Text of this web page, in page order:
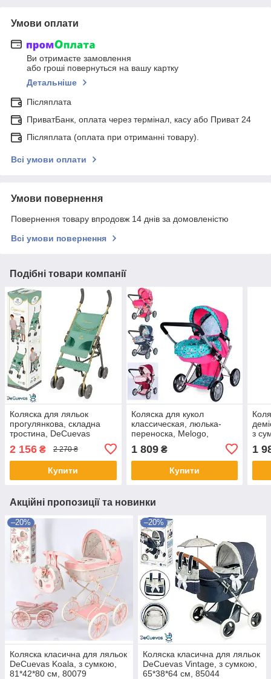
Умови оплати
Ви отримаєте замовлення
або гроші повернуться на вашу картку
Детальніше
Післяплата
ПриватБанк, оплата через термінал, касу або Приват 24
Післяплата (оплата при отриманні товару).
Всі умови оплати
Умови повернення
Повернення товару впродовж 14 днів за домовленістю
Всі умови повернення
Подібні товари компанії
Коляска для ляльок
прогулянкова, складна
тростина, DeCuevas
90173
2 156 ₴ 2 270 ₴
Купити
Коляска для кукол
классическая, люлька-
переноска, Melogo,
56*30*66 см, 9369/82100
1 809₴
Купити
з
1
Акційні пропозиції та новинки
–20%
Коляска класична для ляльок
DeCuevas Koala, з сумкою,
81*42*80 см, 80079
–20%
Коляска класична для ляльок
DeCuevas Vintage, з сумкою,
65*38*64 см, 85044